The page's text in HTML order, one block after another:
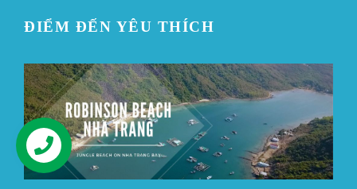
ĐIỂM ĐẾN YÊU THÍCH
Hỗ trợ